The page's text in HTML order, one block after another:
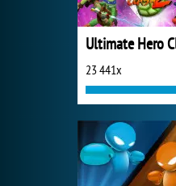
23 441x